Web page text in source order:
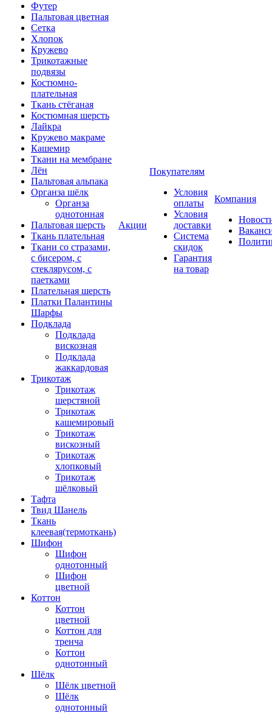
Футер
Пальтовая цветная
Сетка
Хлопок
Кружево
Трикотажные
подвязы
Костюмно-
плательная
Ткань стёганая
Костюмная шерсть
Лайкра
Кружево макраме
Кашемир
Ткани на мембране
Лён
Пальтовая альпака
Органза шёлк
Органза
однотонная
Пальтовая шерсть
Ткань плательная
Ткани со стразами,
с бисером, с
стеклярусом, с
паетками
Плательная шерсть
Платки Палантины
Шарфы
Подклада
Подклада
вискозная
Подклада
жаккардовая
Трикотаж
Трикотаж
шерстяной
Трикотаж
кашемировый
Трикотаж
вискозный
Трикотаж
хлопковый
Трикотаж
шёлковый
Тафта
Твид Шанель
Ткань
клеевая(термоткань)
Шифон
Шифон
однотонный
Шифон
цветной
Коттон
Коттон
цветной
Коттон для
тренча
Коттон
однотонный
Шёлк
Шёлк цветной
Шёлк
однотонный
Акции
Покупателям
Условия
оплаты
Условия
доставки
Система
скидок
Гарантия
на товар
Компания